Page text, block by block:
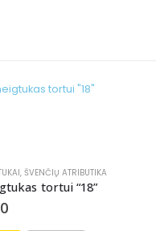
, ŠVENČIŲ ATRIBUTIKA
tortui “18”